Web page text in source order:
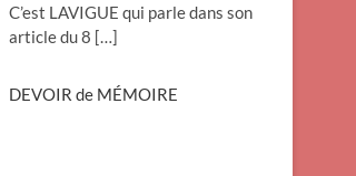
C’est LAVIGUE qui parle dans son
article du 8 […]
DEVOIR de MÉMOIRE